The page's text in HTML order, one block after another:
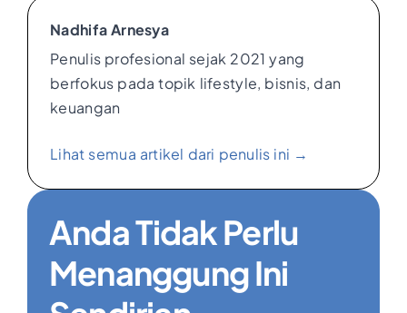
Nadhifa Arnesya
Penulis profesional sejak 2021 yang
berfokus pada topik lifestyle, bisnis, dan
keuangan
Lihat semua artikel dari penulis ini →
Anda Tidak Perlu
Menanggung Ini